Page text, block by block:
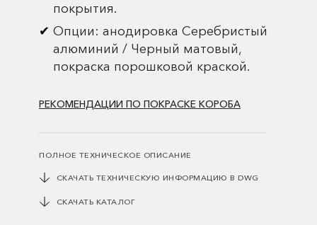
покрытия.
Опции: анодировка Серебристый
алюминий / Черный матовый,
покраска порошковой краской.
РЕКОМЕНДАЦИИ ПО ПОКРАСКЕ КОРОБА
ПОЛНОЕ ТЕХНИЧЕСКОЕ ОПИСАНИЕ
СКАЧАТЬ ТЕХНИЧЕСКУЮ ИНФОРМАЦИЮ В DWG
СКАЧАТЬ КАТАЛОГ